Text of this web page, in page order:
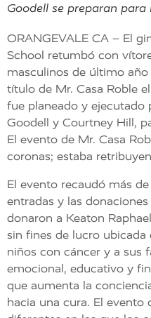
Goodell se preparan para
ORANGEVALE CA – El
School retumbó con
masculinos de último
título de Mr. Casa Roble
fue planeado y ejecutado
Goodell y Courtney Hill,
El evento de Mr. Casa
coronas; estaba
El evento recaudó más
entradas y las
donaron a Keaton
sin fines de lucro ubicada
niños con cáncer y a sus
emocional, educativo y
que aumenta la
hacia una cura. El evento